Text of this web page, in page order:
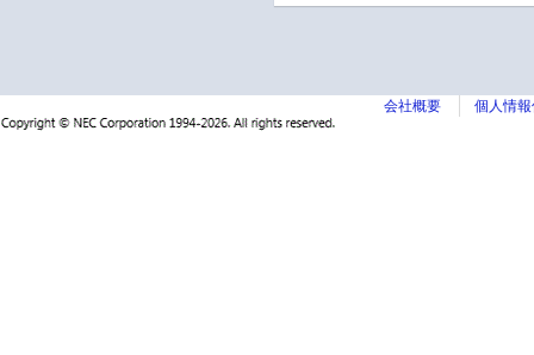
会社概要 個人情